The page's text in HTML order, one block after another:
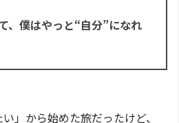
、僕はやっと“自分”になれ
」から始めた旅だったけど、